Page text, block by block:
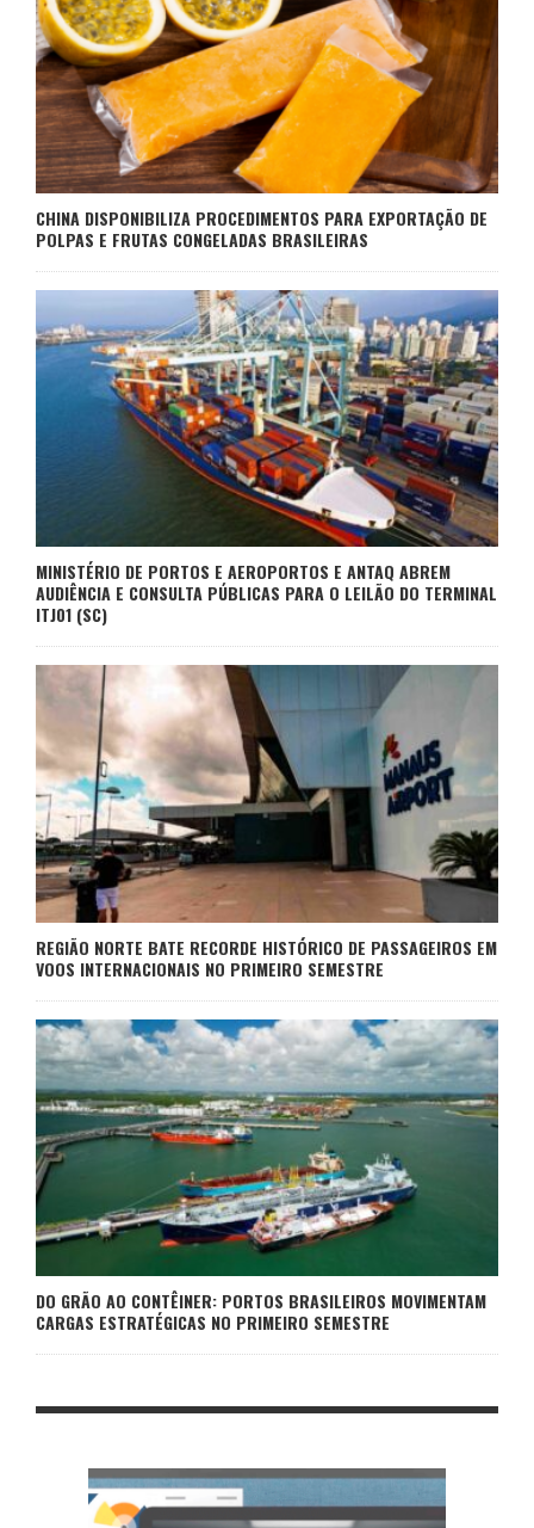
CHINA DISPONIBILIZA PROCEDIMENTOS PARA EXPORTAÇÃO DE
POLPAS E FRUTAS CONGELADAS BRASILEIRAS
MINISTÉRIO DE PORTOS E AEROPORTOS E ANTAQ ABREM
AUDIÊNCIA E CONSULTA PÚBLICAS PARA O LEILÃO DO TERMINAL
ITJ01 (SC)
REGIÃO NORTE BATE RECORDE HISTÓRICO DE PASSAGEIROS EM
VOOS INTERNACIONAIS NO PRIMEIRO SEMESTRE
DO GRÃO AO CONTÊINER: PORTOS BRASILEIROS MOVIMENTAM
CARGAS ESTRATÉGICAS NO PRIMEIRO SEMESTRE